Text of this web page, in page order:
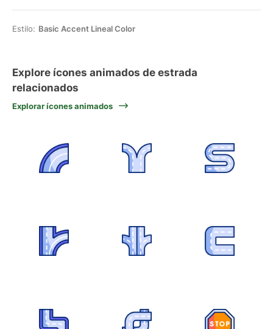
Estilo: Basic Accent Lineal Color
Explore ícones animados de estrada
relacionados
Explorar ícones animados